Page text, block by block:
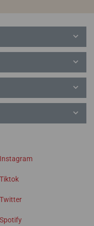
Instagram
Tiktok
Twitter
Spotify